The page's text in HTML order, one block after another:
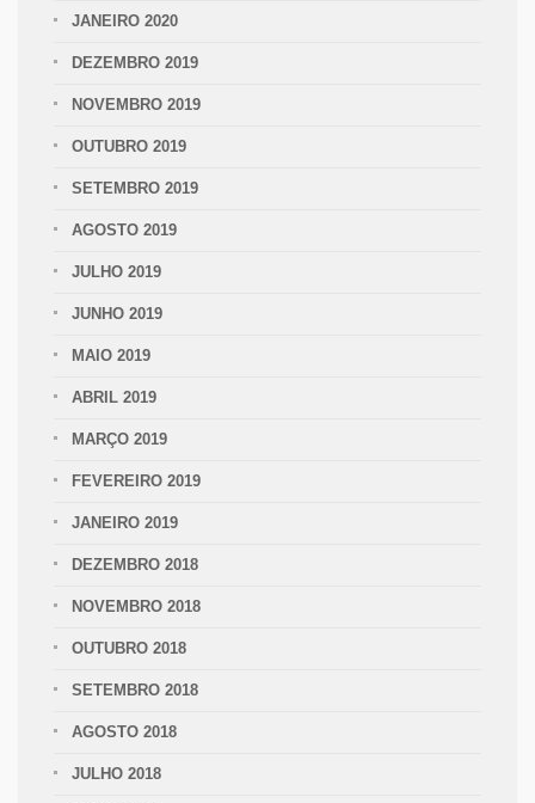
JANEIRO 2020
DEZEMBRO 2019
NOVEMBRO 2019
OUTUBRO 2019
SETEMBRO 2019
AGOSTO 2019
JULHO 2019
JUNHO 2019
MAIO 2019
ABRIL 2019
MARÇO 2019
FEVEREIRO 2019
JANEIRO 2019
DEZEMBRO 2018
NOVEMBRO 2018
OUTUBRO 2018
SETEMBRO 2018
AGOSTO 2018
JULHO 2018